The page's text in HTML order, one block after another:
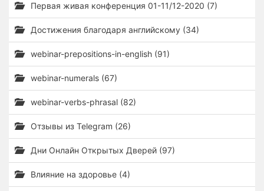
Первая живая конференция 01-11/12-2020 (7)
Достижения благодаря английскому (34)
webinar-prepositions-in-english (91)
webinar-numerals (67)
webinar-verbs-phrasal (82)
Отзывы из Telegram (26)
Дни Онлайн Открытых Дверей (97)
Влияние на здоровье (4)